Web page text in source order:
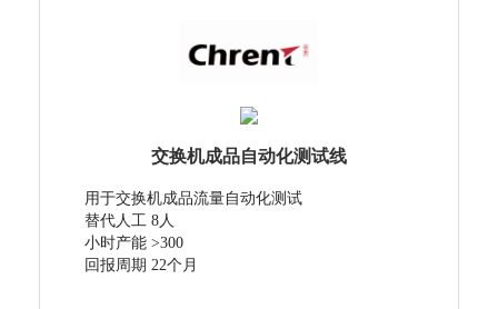
交换机成品自动化测试线
用于交换机成品流量自动化测试
替代人工 8人
小时产能 >300
回报周期 22个月